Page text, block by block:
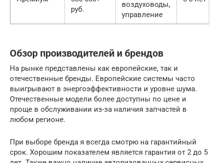
руб.
воздуховоды,
управление
Обзор производителей и брендов
На рынке представлены как европейские, так и
отечественные бренды. Европейские системы часто
выигрывают в энергоэффективности и уровне шума.
Отечественные модели более доступны по цене и
проще в обслуживании из-за наличия запчастей в
любом регионе.
При выборе бренда я всегда смотрю на гарантийный
срок. Хорошим показателем является гарантия от 2 до 5